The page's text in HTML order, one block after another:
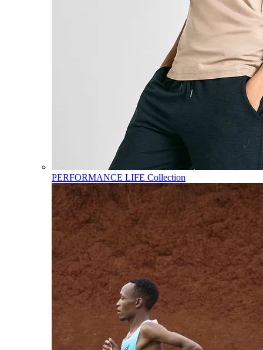
PERFORMANCE LIFE Collection